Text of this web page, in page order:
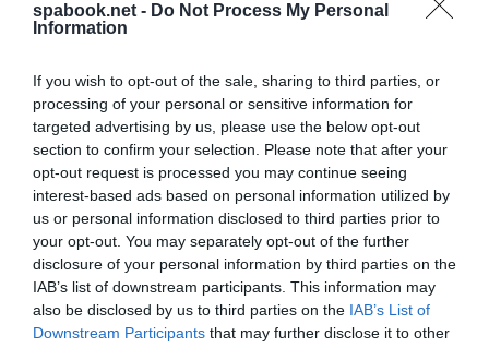
spabook.net - Do Not Process My Personal
Information
If you wish to opt-out of the sale, sharing to third parties, or
processing of your personal or sensitive information for
targeted advertising by us, please use the below opt-out
section to confirm your selection. Please note that after your
opt-out request is processed you may continue seeing
interest-based ads based on personal information utilized by
us or personal information disclosed to third parties prior to
your opt-out. You may separately opt-out of the further
disclosure of your personal information by third parties on the
IAB’s list of downstream participants. This information may
also be disclosed by us to third parties on the IAB’s List of
Downstream Participants that may further disclose it to other
GYÉMÁNTRA VÁLTOTTA ÚJ FEJLESZTÉSÉT A
Polisor Bettina
AZalakarosi Fürdőismét bizonyította, hogy a
turizmus és a wellness területén nemcsak követi,
hanem alakítja is a trendeket. A fürdő a Magyar
Marketing Szövetség rangosMarketing Diamond
Awardsversenyén gyémánt elismerésben részesült
az „Innovációs marketing” kategóriában, amely jól
tükrözi elkötelezettségét a technológiai fejlesztések
és a vendégélmény javítása iránt.